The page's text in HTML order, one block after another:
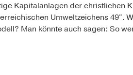
Kapitalanlagen der christlichen
Umweltzeichens 49“.
Man könnte auch sagen: So